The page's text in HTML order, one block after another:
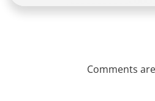
Comments